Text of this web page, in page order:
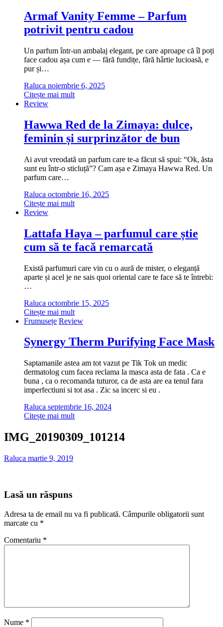
Armaf Vanity Femme – Parfum
potrivit pentru cadou
Un parfum într-un ambalaj elegant, pe care aproape că îl poți
face cadou așa cum e — fără fundițe, fără hârtie lucioasă, e
pur și…
Raluca noiembrie 6, 2025
Citește mai mult
Review
Hawwa Red de la Zimaya: dulce,
feminin și surprinzător de bun
Ai avut vreodată un parfum care te-a făcut să spui: “Ok, ăsta
sunt eu într-o sticluță”? Cam așa e Zimaya Hawwa Red. Un
parfum care…
Raluca octombrie 16, 2025
Citește mai mult
Review
Lattafa Haya – parfumul care știe
cum să te facă remarcată
Există parfumuri care vin cu o aură de mister, o eleganță
aparte și acel je ne sais quoi oriental care te face să te întrebi:
…
Raluca octombrie 15, 2025
Citește mai mult
Frumusețe Review
Synergy Therm Purifying Face Mask
Saptamanile astea am tot vazut pe Tik Tok un medic
dermatolog cum facea reclama la masca asta de fata . Ca e
buna , ca o recomanda tuturor, ca de asta are ea tenul fara
imperfectiuni si tot asa . Zic sa incerc si eu .
Raluca septembrie 16, 2024
Citește mai mult
IMG_20190309_101214
Raluca martie 9, 2019
Lasă un răspuns
Adresa ta de email nu va fi publicată. Câmpurile obligatorii sunt
marcate cu *
Comentariu *
Nume *